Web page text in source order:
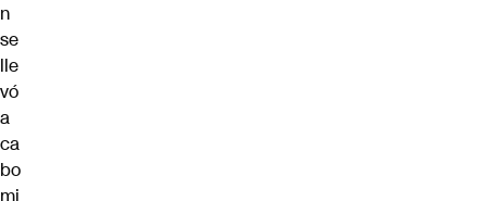
n
se
lle
vó
a
ca
bo
mi